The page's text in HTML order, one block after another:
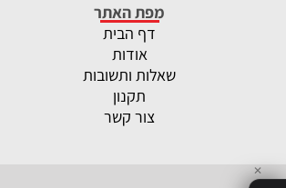
מפת האתר
דף הבית
אודות
שאלות ותשובות
תקנון
צור קשר
✕